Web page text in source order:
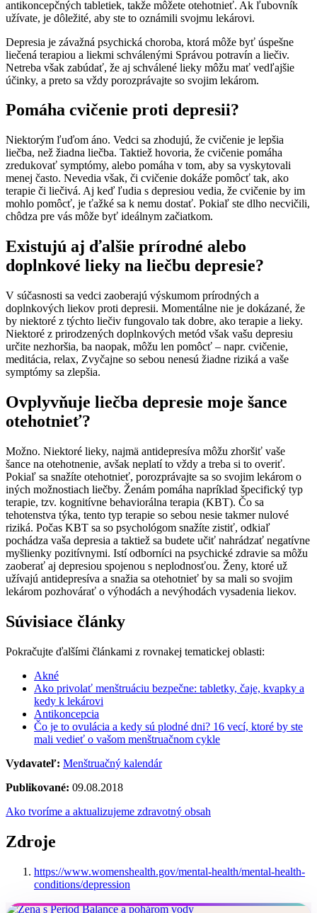
antikoncepčných tabletiek, takže môžete otehotnieť. Ak ľubovník
užívate, je dôležité, aby ste to oznámili svojmu lekárovi.
Depresia je závažná psychická choroba, ktorá môže byť úspešne
liečená terapiou a liekmi schválenými Správou potravín a liečiv.
Netreba však zabúdať, že aj schválené lieky môžu mať vedľajšie
účinky, a preto sa vždy porozprávajte so svojim lekárom.
Pomáha cvičenie proti depresii?
Niektorým ľuďom áno. Vedci sa zhodujú, že cvičenie je lepšia
liečba, než žiadna liečba. Taktiež hovoria, že cvičenie pomáha
zredukovať symptómy, alebo pomáha v tom, aby sa vyskytovali
menej často. Nevedia však, či cvičenie dokáže pomôcť tak, ako
terapie či liečivá. Aj keď ľudia s depresiou vedia, že cvičenie by im
mohlo pomôcť, je ťažké sa k nemu dostať. Pokiaľ ste dlho necvičili,
chôdza pre vás môže byť ideálnym začiatkom.
Existujú aj ďalšie prírodné alebo
doplnkové lieky na liečbu depresie?
V súčasnosti sa vedci zaoberajú výskumom prírodných a
doplnkových liekov proti depresii. Momentálne nie je dokázané, že
by niektoré z týchto liečiv fungovalo tak dobre, ako terapie a lieky.
Niektoré z prirodzených doplnkových metód však vašu depresiu
určite nezhoršia, ba naopak, môžu len pomôcť – napr. cvičenie,
meditácia, relax, Zvyčajne so sebou nenesú žiadne riziká a vaše
symptómy sa zlepšia.
Ovplyvňuje liečba depresie moje šance
otehotnieť?
Možno. Niektoré lieky, najmä antidepresíva môžu zhoršiť vaše
šance na otehotnenie, avšak neplatí to vždy a treba si to overiť.
Pokiaľ sa snažíte otehotnieť, porozprávajte sa so svojim lekárom o
iných možnostiach liečby. Ženám pomáha napríklad špecifický typ
terapie, tzv. kognitívne behaviorálna terapia (KBT). Čo sa
tehotenstva týka, tento typ terapie so sebou nesie takmer nulové
riziká. Počas KBT sa so psychológom snažíte zistiť, odkiaľ
pochádza vaša depresia a taktiež sa budete učiť nahrádzať negatívne
myšlienky pozitívnymi. Istí odborníci na psychické zdravie sa môžu
zaoberať aj depresiou spojenou s neplodnosťou. Ženy, ktoré už
užívajú antidepresíva a snažia sa otehotnieť by sa mali so svojim
lekárom pozhovárať o výhodách a nevýhodách vysadenia liekov.
Súvisiace články
Pokračujte ďalšími článkami z rovnakej tematickej oblasti:
Akné
Ako privolať menštruáciu bezpečne: tabletky, čaje, kvapky a
kedy k lekárovi
Antikoncepcia
Čo je to ovulácia a kedy sú plodné dni? 16 vecí, ktoré by ste
mali vedieť o vašom menštruačnom cykle
Vydavateľ: Menštruačný kalendár
Publikované: 09.08.2018
Ako tvoríme a aktualizujeme zdravotný obsah
Zdroje
https://www.womenshealth.gov/mental-health/mental-health-
conditions/depression